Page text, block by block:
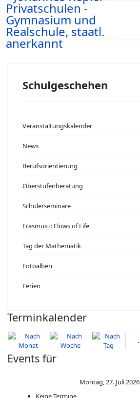
Schulgeschehen
Veranstaltungskalender
News
Berufsorientierung
Oberstufenberatung
Schülerseminare
Erasmus+: Flows of Life
Tag der Mathematik
Fotoalben
Ferien
Terminkalender
Events für
Montag, 27. Juli 2026
Keine Termine